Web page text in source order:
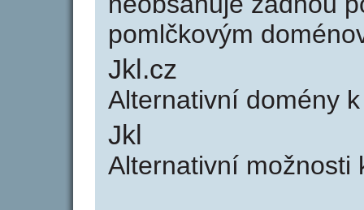
pomlčkovým
Jkl.cz
Alternativní domény
Jkl
Alternativní možnosti